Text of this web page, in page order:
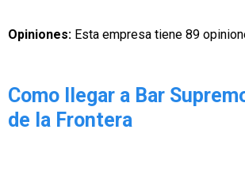
Opiniones: Esta empresa tiene 89
Como llegar a Bar
de la Frontera